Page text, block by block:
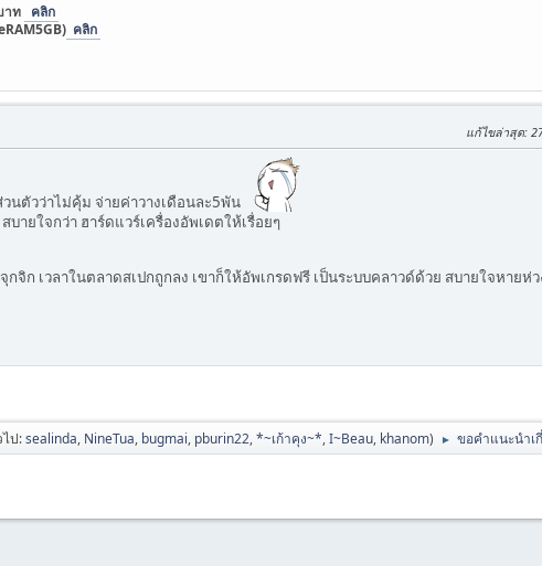
าท คลิก
คลิก
แก้ไขล่าสุด:
วนตัวว่าไม่คุ้ม จ่ายค่าวางเดือนละ5พัน
ายใจกว่า ฮาร์ดแวร์เครื่องอัพเดตให้เรื่อยๆ
กจิก เวลาในตลาดสเปกถูกลง เขาก็ให้อัพเกรดฟรี เป็นระบบคลาวด์ด้วย สบายใจหายห่ว
ป:sealinda, NineTua, bugmai, pburin22,*~เก้าคุง~*,I~Beau, khanom) ► ขอคำแนะนำเ